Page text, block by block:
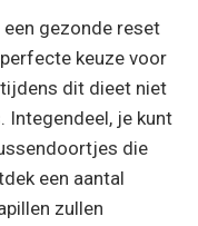
gezonde reset
keuze voor
dit dieet niet
Integendeel, je kunt
die
een aantal
zullen